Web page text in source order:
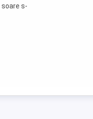
soare s-